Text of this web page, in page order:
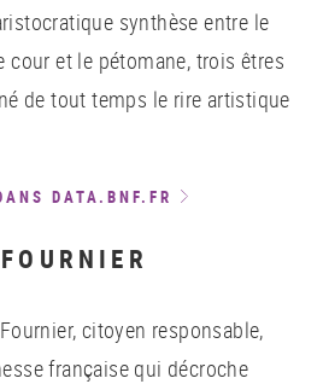
synthèse entre le
cour et le pétomane, trois êtres
de tout temps le rire artistique
DATA.BNF.FR
citoyen responsable,
française qui décroche